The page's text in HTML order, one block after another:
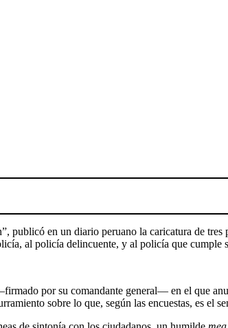
publicó en un diario peruano la caricatura de
al policía delincuente, y al policía que cumple
por su comandante general— en el que
sobre lo que, según las encuestas, es el